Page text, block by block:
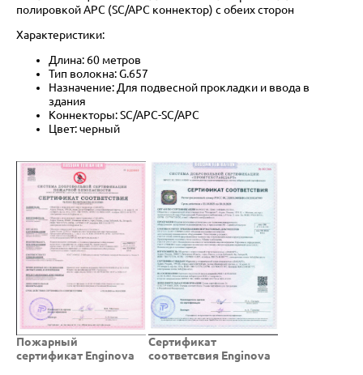
полировкой APC (SC/APC коннектор) с обеих сторон
Характеристики:
Длина: 60 метров
Тип волокна: G.657
Назначение: Для подвесной прокладки и ввода в
здания
Коннекторы: SC/APC-SC/APC
Цвет: черный
Пожарный
сертификат Enginova
Cертификат
соответсвия Enginova